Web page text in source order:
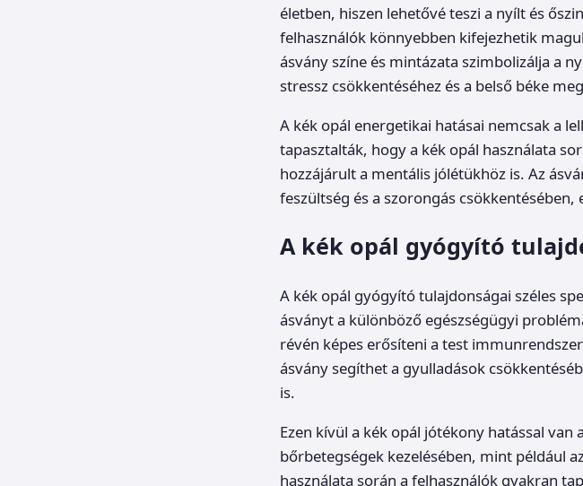
életben, hiszen lehetővé teszi a nyílt és
felhasználók könnyebben kifejezhetik
ásvány színe és mintázata szimbolizálja a
stressz csökkentéséhez és a belső béke
A kék opál energetikai hatásai nemcsak a
tapasztalták, hogy a kék opál használata
hozzájárult a mentális jólétükhöz is. Az
feszültség és a szorongás
A kék opál gyógyító
A kék opál gyógyító tulajdonságai széles
ásványt a különböző egészségügyi
révén képes erősíteni a test
ásvány segíthet a gyulladások
is.
Ezen kívül a kék opál jótékony hatással
bőrbetegségek kezelésében, mint például
használata során a felhasználók gyakran